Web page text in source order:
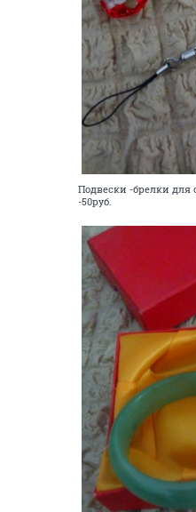
Подвески -брелки для
-50руб.